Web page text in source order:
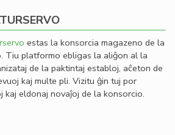
estas la konsorcia magazeno de la
Tiu platformo ebligas la aliĝon al la
de la paktintaj establoj, aĉeton de
kaj multe pli. Vizitu ĝin tuj por
kaj eldonaj novaĵoj de la konsorcio.